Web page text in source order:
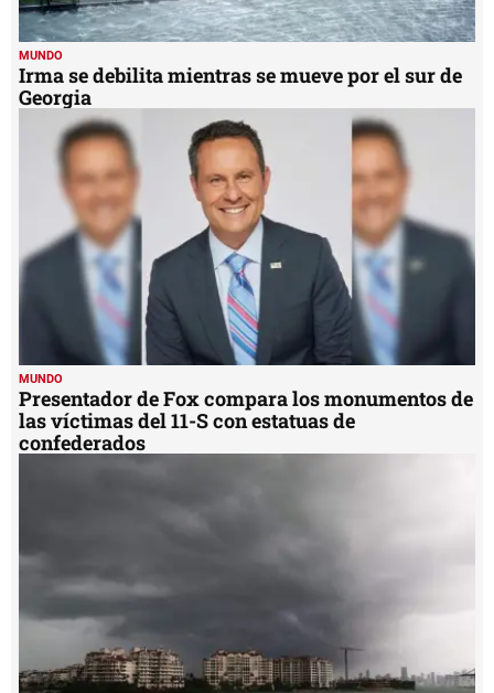
MUNDO
Irma se debilita mientras se mueve por el sur de
Georgia
MUNDO
Presentador de Fox compara los monumentos de
las víctimas del 11-S con estatuas de
confederados